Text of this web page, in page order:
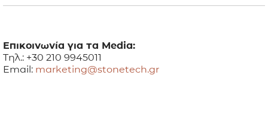
Επικοινωνία για τα Media:
Τηλ.: +30 210 9945011
Email: marketing@stonetech.gr